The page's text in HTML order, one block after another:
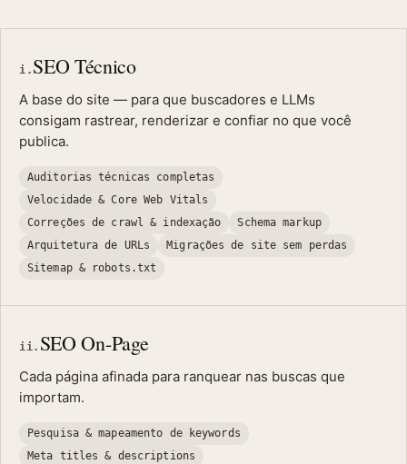
i. SEO Técnico
A base do site — para que buscadores e LLMs
consigam rastrear, renderizar e confiar no que você
publica.
Auditorias técnicas completas
Velocidade & Core Web Vitals
Correções de crawl & indexação
Schema markup
Arquitetura de URLs
Migrações de site sem perdas
Sitemap & robots.txt
ii. SEO On-Page
Cada página afinada para ranquear nas buscas que
importam.
Pesquisa & mapeamento de keywords
Meta titles & descriptions